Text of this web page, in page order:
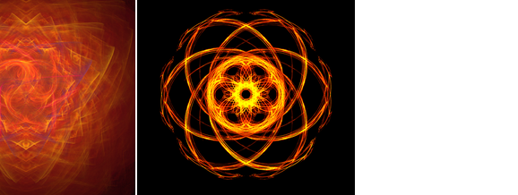
qu’il est forcé à l’immobilité à la suite d’une
à La Sorbonne, il fait la découverte de ce
catharsis.
de la création par logiciel dans un univers
dans des formes géométriques à l’effet
choisies par le créateur, les chakras se